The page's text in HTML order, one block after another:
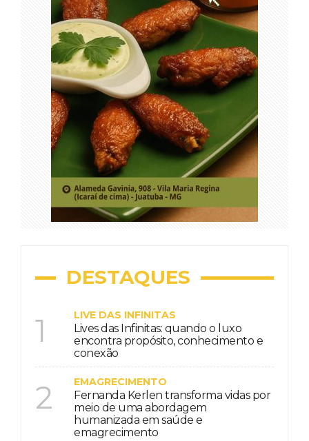
DESTAQUES
1 LIVE DAS INFINITAS
Lives das Infinitas: quando o luxo
encontra propósito, conhecimento e
conexão
2 EMAGRECIMENTO
Fernanda Kerlen transforma vidas por
meio de uma abordagem
humanizada em saúde e
emagrecimento